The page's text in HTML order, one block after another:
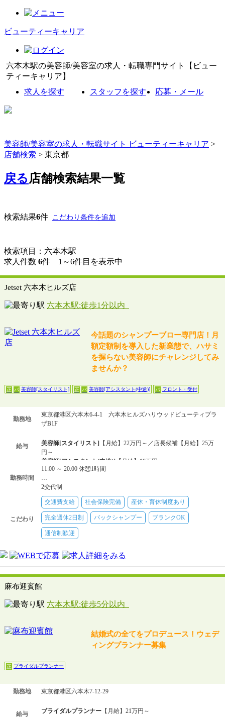
ビューティーキャリア
六本木駅の美容師/美容室の求人・転職専門サイト【ビュー
ティーキャリア】
求人を探す
スタッフを探す 応募・メール
美容師/美容室の求人・転職サイト ビューティーキャリア >
店舗検索 > 東京都
戻る店舗検索結果一覧
検索結果6件 こだわり条件を追加
検索項目：六本木駅
求人件数 6件 1～6件目を表示中
Jetset 六本木ヒルズ店
六本木駅:徒歩1分以内
今話題のシャンプーブロー専門店！月
額定額制を導入した新業態で、ハサミ
を握らない美容師にチャレンジしてみ
ませんか？
正 パ 美容師[スタイリスト] 正 パ 美容師[アシスタント(中途)] パ フロント・受付
勤務地
東京都港区六本木6-4-1 六本木ヒルズハリウッドビューティプラ
ザB1F
給与 美容師[スタイリスト]
【月給】22万円～／店長候補【月給】25万
円～
美容師[アシスタント(中途)] 【月給】18万円～
美容師[スタイリスト]【時給】1200円～
美容師[アシスタント(中途)]
フロント・受付
勤務時間
11:00 ～ 20:00 休憩1時間
…
2交代制
こだわり
交通費支給 社会保険完備 産休・育休制度あり
完全週休2日制 バックシャンプー ブランクOK
通信制歓迎
麻布迎賓館
六本木駅:徒歩5分以内
結婚式の全てをプロデュース！ウェデ
ィングプランナー募集
正 ブライダルプランナー
勤務地 東京都港区六本木7-12-29
給与 ブライダルプランナー 【月給】21万円～